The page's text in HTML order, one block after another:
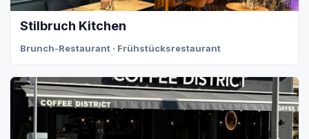
Stilbruch Kitchen
Brunch-Restaurant · Frühstücksrestaurant